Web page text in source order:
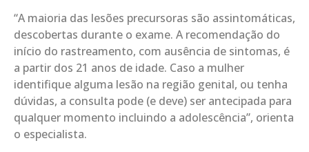
“A maioria das lesões precursoras são assintomáticas,
descobertas durante o exame. A recomendação do
início do rastreamento, com ausência de sintomas, é
a partir dos 21 anos de idade. Caso a mulher
identifique alguma lesão na região genital, ou tenha
dúvidas, a consulta pode (e deve) ser antecipada para
qualquer momento incluindo a adolescência”, orienta
o especialista.